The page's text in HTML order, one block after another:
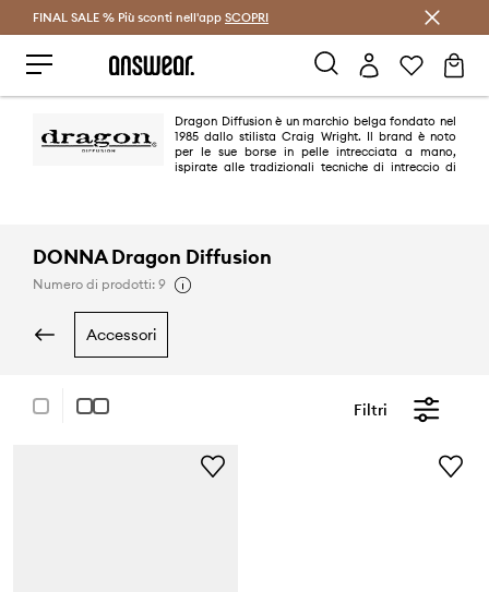
Risparmia con Answear Club >
FINAL SALE % Più sconti nell'app SCOPRI
Dragon Diffusion è un marchio belga fondato nel
1985 dallo stilista Craig Wright. Il brand è noto
per le sue borse in pelle intrecciata a mano,
ispirate alle tradizionali tecniche di intreccio di
DONNA Dragon Diffusion
Numero di prodotti: 9
accessori
Filtri